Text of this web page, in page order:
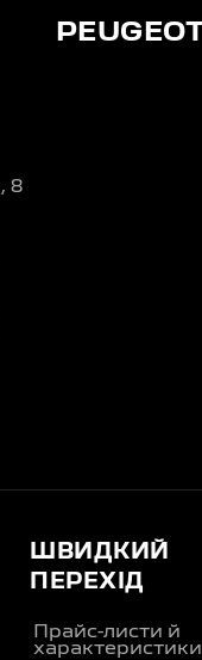
8
ШВИДКИЙ
ПЕРЕХІД
Прайс-листи й
характеристики